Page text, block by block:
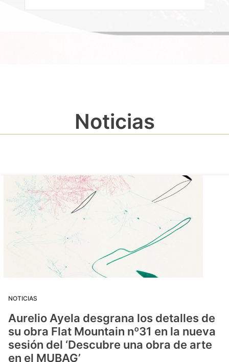
Noticias
NOTICIAS
Aurelio Ayela desgrana los detalles de
su obra Flat Mountain nº31 en la nueva
sesión del ‘Descubre una obra de arte
en el MUBAG’